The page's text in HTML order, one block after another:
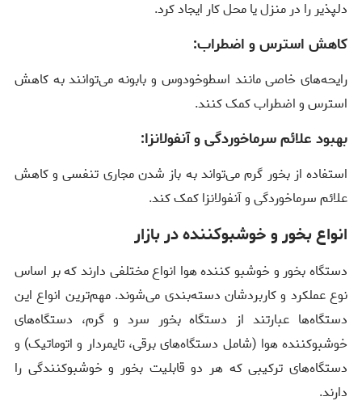
دلپذیر را در منزل یا محل کار ایجاد کرد.
کاهش استرس و اضطراب:
رایحه‌های خاصی مانند اسطوخودوس و بابونه می‌توانند به کاهش
استرس و اضطراب کمک کنند.
بهبود علائم سرماخوردگی و آنفولانزا:
استفاده از بخور گرم می‌تواند به باز شدن مجاری تنفسی و کاهش
علائم سرماخوردگی و آنفولانزا کمک کند.
انواع بخور و خوشبوکننده در بازار
دستگاه‌ بخور و خوشبو کننده هوا انواع مختلفی دارند که بر اساس
نوع عملکرد و کاربردشان دسته‌بندی می‌شوند. مهم‌ترین انواع این
دستگاه‌ها عبارتند از دستگاه بخور سرد و گرم، دستگاه‌های
خوشبوکننده هوا (شامل دستگاه‌های برقی، تایمردار و اتوماتیک) و
دستگاه‌های ترکیبی که هر دو قابلیت بخور و خوشبوکنندگی را
دارند.